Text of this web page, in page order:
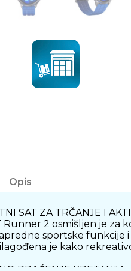
Opis
SAT ZA TRČANJE I
Runner 2 osmišljen je za
sportske funkcije
je kako